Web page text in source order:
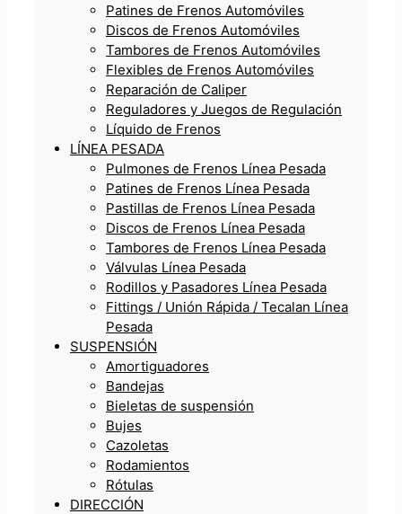
Patines de Frenos Automóviles
Discos de Frenos Automóviles
Tambores de Frenos Automóviles
Flexibles de Frenos Automóviles
Reparación de Caliper
Reguladores y Juegos de Regulación
Líquido de Frenos
LÍNEA PESADA
Pulmones de Frenos Línea Pesada
Patines de Frenos Línea Pesada
Pastillas de Frenos Línea Pesada
Discos de Frenos Línea Pesada
Tambores de Frenos Línea Pesada
Válvulas Línea Pesada
Rodillos y Pasadores Línea Pesada
Fittings / Unión Rápida / Tecalan Línea
Pesada
SUSPENSIÓN
Amortiguadores
Bandejas
Bieletas de suspensión
Bujes
Cazoletas
Rodamientos
Rótulas
DIRECCIÓN